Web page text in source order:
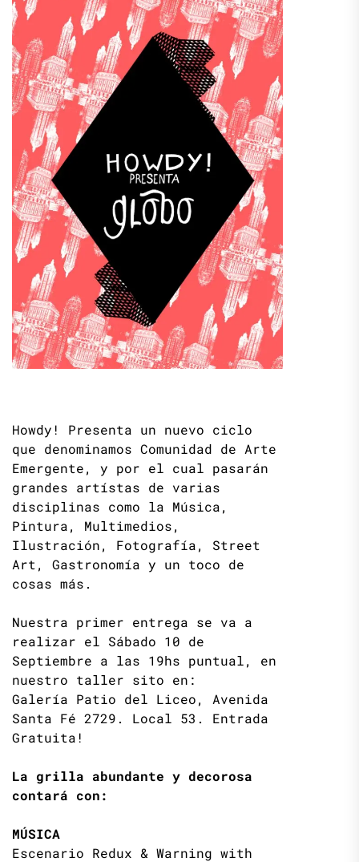
Howdy! Presenta un nuevo ciclo
que denominamos Comunidad de Arte
Emergente, y por el cual pasarán
grandes artístas de varias
disciplinas como la Música,
Pintura, Multimedios,
Ilustración, Fotografía, Street
Art, Gastronomía y un toco de
cosas más.
Nuestra primer entrega se va a
realizar el Sábado 10 de
Septiembre a las 19hs puntual, en
nuestro taller sito en:
Galería Patio del Liceo, Avenida
Santa Fé 2729. Local 53. Entrada
Gratuita!
La grilla abundante y decorosa
contará con:
MÚSICA
Escenario Redux & Warning with